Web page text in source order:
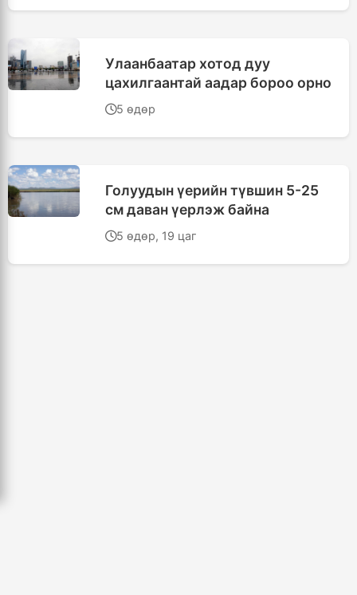
Улаанбаатар хотод дуу
цахилгаантай аадар бороо орно
5 өдөр
Голуудын үерийн түвшин 5-25
см даван үерлэж байна
5 өдөр, 19 цаг